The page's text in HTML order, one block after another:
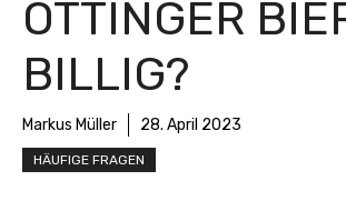
ÖTTINGER
BILLIG?
Markus Müller 28. April 2023
HÄUFIGE FRAGEN